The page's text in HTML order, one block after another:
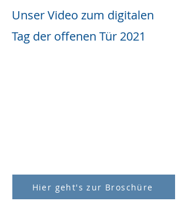
Unser Video zum digitalen
Tag der offenen Tür 2021
Hier geht's zur Broschüre